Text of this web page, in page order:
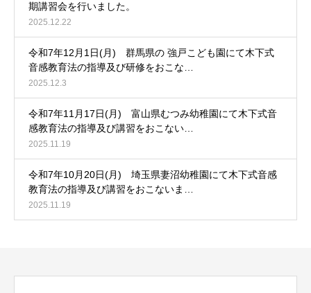
期講習会を行いました。
2025.12.22
令和7年12月1日(月) 群馬県の 強戸こども園にて木下式
音感教育法の指導及び研修をおこな…
2025.12.3
令和7年11月17日(月) 富山県むつみ幼稚園にて木下式音
感教育法の指導及び講習をおこない…
2025.11.19
令和7年10月20日(月) 埼玉県妻沼幼稚園にて木下式音感
教育法の指導及び講習をおこないま…
2025.11.19